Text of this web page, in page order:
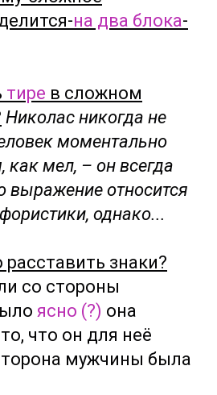
на два блока-
тире в сложном
Николас никогда не
моментально
мел, – он всегда
выражение относится
однако...
знаки?
со стороны
ясно (?) она
что он для неё
мужчины была